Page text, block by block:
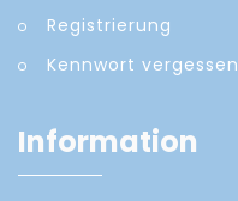
Registrierung
Kennwort vergessen
Information